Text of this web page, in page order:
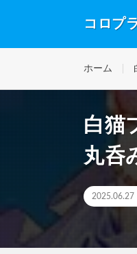
コロプ
ホーム
白猫
丸呑
2025.06.27